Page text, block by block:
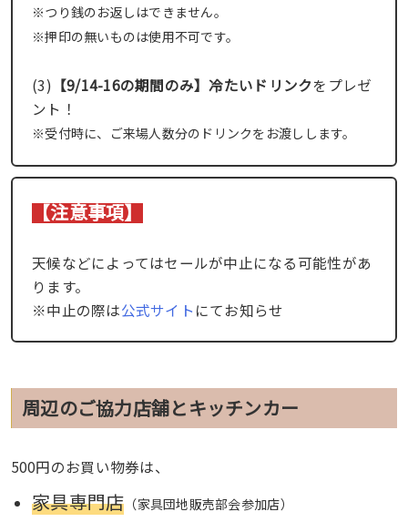
※つり銭のお返しはできません。
※押印の無いものは使用不可です。
(3) 【9/14-16の期間のみ】冷たいドリンクをプレゼ
ント！
※受付時に、ご来場人数分のドリンクをお渡しします。
【注意事項】
天候などによってはセールが中止になる可能性があ
ります。
※中止の際は公式サイト にてお知らせ
周辺のご協力店舗とキッチンカー
500円のお買い物券は、
家具専門店 （家具団地販売部会参加店）